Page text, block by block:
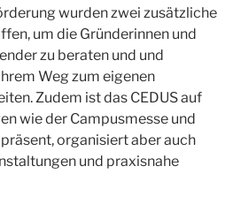
wurden zwei zusätzliche
um die Gründerinnen und
zu beraten und und
Weg zum eigenen
Zudem ist das CEDUS auf
wie der Campusmesse und
organisiert aber auch
und praxisnahe